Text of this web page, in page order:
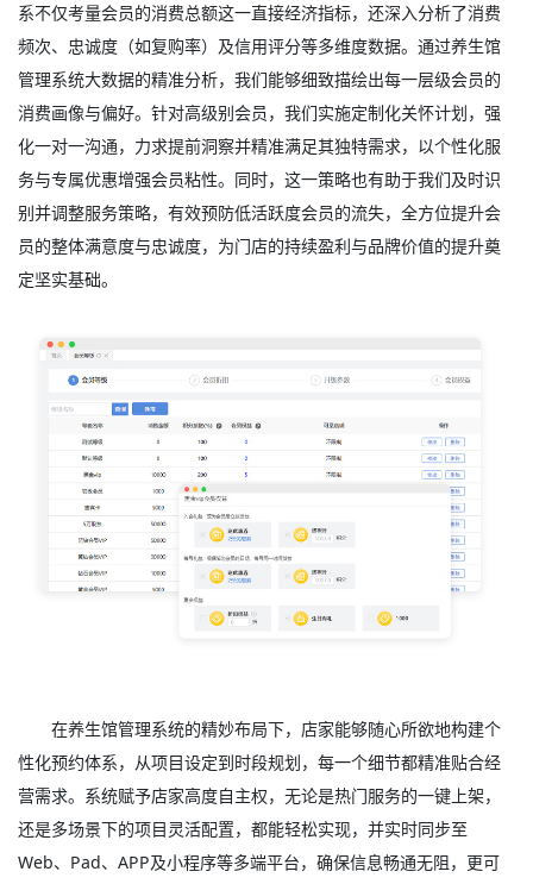
系不仅考量会员的消费总额这一直接经济指标，还深入分析了消费
频次、忠诚度（如复购率）及信用评分等多维度数据。通过养生馆
管理系统大数据的精准分析，我们能够细致描绘出每一层级会员的
消费画像与偏好。针对高级别会员，我们实施定制化关怀计划，强
化一对一沟通，力求提前洞察并精准满足其独特需求，以个性化服
务与专属优惠增强会员粘性。同时，这一策略也有助于我们及时识
别并调整服务策略，有效预防低活跃度会员的流失，全方位提升会
员的整体满意度与忠诚度，为门店的持续盈利与品牌价值的提升奠
定坚实基础。
在养生馆管理系统的精妙布局下，店家能够随心所欲地构建个
性化预约体系，从项目设定到时段规划，每一个细节都精准贴合经
营需求。系统赋予店家高度自主权，无论是热门服务的一键上架，
还是多场景下的项目灵活配置，都能轻松实现，并实时同步至
Web、Pad、APP及小程序等多端平台，确保信息畅通无阻，更可